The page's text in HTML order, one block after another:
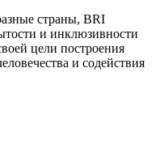
страны, BRI
и инклюзивности
цели построения
и содействия